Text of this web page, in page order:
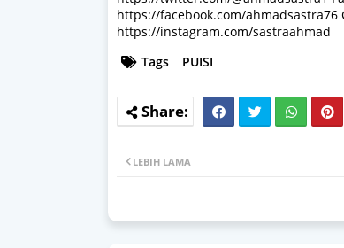
https://facebook.com/
https://instagram.com/sastraahmad
Tags
PUISI
LEBIH LAMA